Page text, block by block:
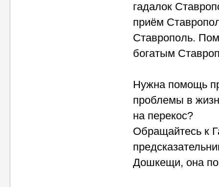
гадалок
приём
Ставрополь.
богатым
Нужна помощь
проблемы в
на перекос?
Обращайтесь к
Дошкещи, она